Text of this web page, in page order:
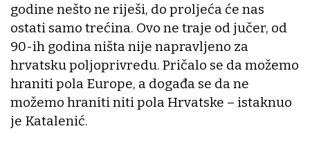
godine nešto ne riješi, do proljeća će nas
ostati samo trećina. Ovo ne traje od jučer, od
90-ih godina ništa nije napravljeno za
hrvatsku poljoprivredu. Pričalo se da možemo
hraniti pola Europe, a događa se da ne
možemo hraniti niti pola Hrvatske – istaknuo
je Katalenić.